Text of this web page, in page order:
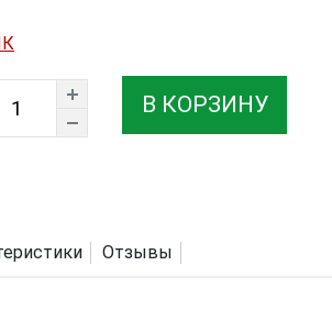
В КОРЗИНУ
Отзывы